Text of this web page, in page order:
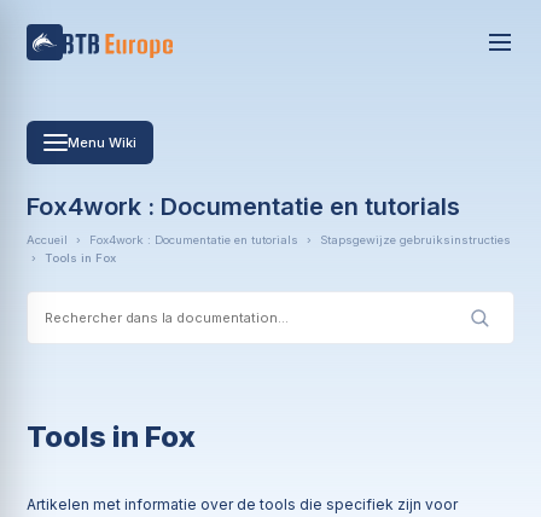
Menu Wiki
Fox4work : Documentatie en tutorials
Accueil › Fox4work : Documentatie en tutorials ›
Stapsgewijze gebruiksinstructies
›
Tools in Fox
Tools in Fox
Artikelen met informatie over de tools die specifiek zijn voor